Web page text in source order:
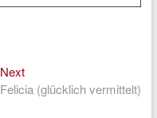
NextNext
post:
Felicia (glücklich vermittelt)